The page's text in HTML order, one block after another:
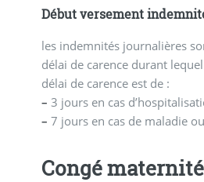
Début versement
les indemnités journalières
délai de carence durant
délai de carence est de :
– 3 jours en cas
– 7 jours en cas de maladie
Congé